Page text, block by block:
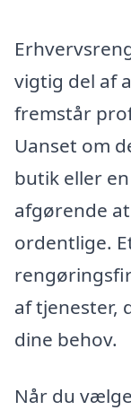
vigtig del af
fremstår
Uanset om
butik eller
afgørende
ordentlige.
af tjenester,
dine behov.
Når du